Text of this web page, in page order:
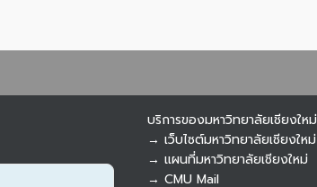
บริการของมหาวิทยาลัยเชียงใหม่
→ เว็บไซต์มหาวิทยาลัยเชียงใหม่
→ แผนที่มหาวิทยาลัยเชียงใหม่
→ CMU Mail